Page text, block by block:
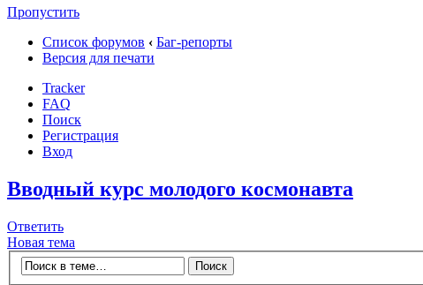
Пропустить
Список форумов ‹ Баг-репорты
Версия для печати
Tracker
FAQ
Поиск
Регистрация
Вход
Вводный курс молодого космонавта
Ответить
Новая тема